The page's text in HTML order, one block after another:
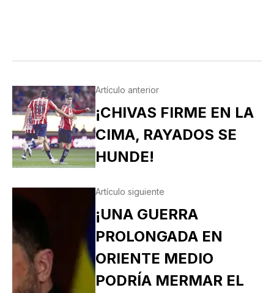
Artículo anterior
¡CHIVAS FIRME EN LA
CIMA, RAYADOS SE
HUNDE!
Artículo siguiente
¡UNA GUERRA
PROLONGADA EN
ORIENTE MEDIO
PODRÍA MERMAR EL